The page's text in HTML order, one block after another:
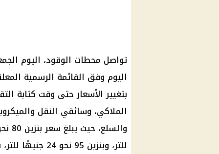
اليوم وفق القائمة الرسمية
بتغيير الأسعار حتى وقت كتابة
الملاكي، وسائقي النقل